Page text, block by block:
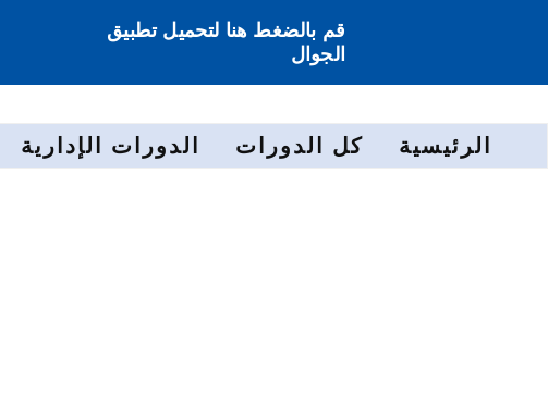
قم بالضغط هنا لتحميل تطبيق
الجوال
الرئيسية كل الدورات الدورات الإدارية